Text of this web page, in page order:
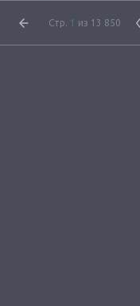
Стр. 1 из 13 850